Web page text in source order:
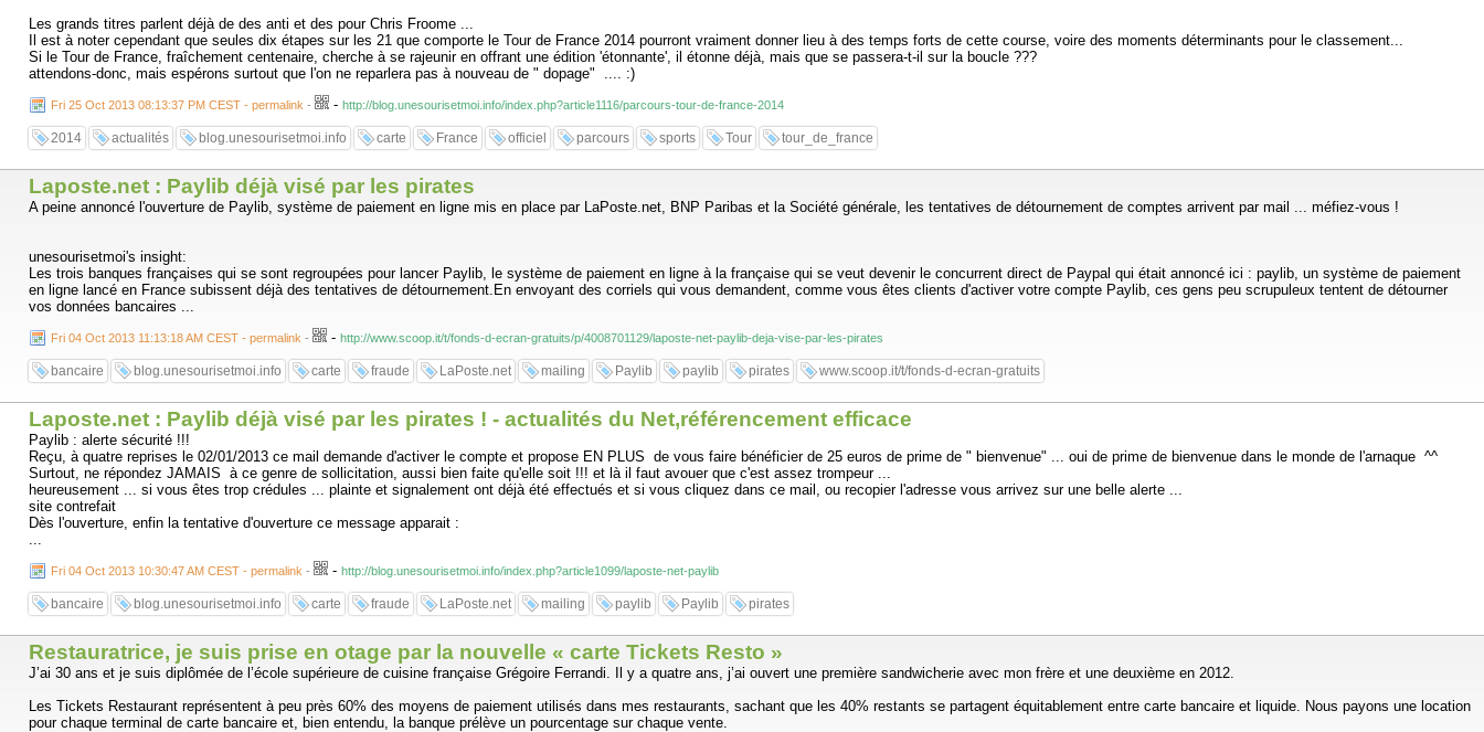
Les grands titres parlent déjà de des anti et des pour Chris Froome ...
Il est à noter cependant que seules dix étapes sur les 21 que comporte le Tour de France 2014 pourront vraiment donner lieu à des temps forts de cette course, voire des moments déterminants pour le classement...
Si le Tour de France, fraîchement centenaire, cherche à se rajeunir en offrant une édition 'étonnante', il étonne déjà, mais que se passera-t-il sur la boucle ???
attendons-donc, mais espérons surtout que l'on ne reparlera pas à nouveau de " dopage" .... :)
Fri 25 Oct 2013 08:13:37 PM CEST - permalink - - http://blog.unesourisetmoi.info/index.php?article1116/parcours-tour-de-france-2014
2014 actualités blog.unesourisetmoi.info carte France officiel parcours sports Tour tour_de_france
Laposte.net : Paylib déjà visé par les pirates
A peine annoncé l'ouverture de Paylib, système de paiement en ligne mis en place par LaPoste.net, BNP Paribas et la Société générale, les tentatives de détournement de comptes arrivent par mail ... méfiez-vous !
unesourisetmoi's insight:
Les trois banques françaises qui se sont regroupées pour lancer Paylib, le système de paiement en ligne à la française qui se veut devenir le concurrent direct de Paypal qui était annoncé ici : paylib, un système de paiement
en ligne lancé en France subissent déjà des tentatives de détournement.En envoyant des corriels qui vous demandent, comme vous êtes clients d'activer votre compte Paylib, ces gens peu scrupuleux tentent de détourner
vos données bancaires ...
Fri 04 Oct 2013 11:13:18 AM CEST - permalink - - http://www.scoop.it/t/fonds-d-ecran-gratuits/p/4008701129/laposte-net-paylib-deja-vise-par-les-pirates
bancaire blog.unesourisetmoi.info carte fraude LaPoste.net mailing Paylib paylib pirates www.scoop.it/t/fonds-d-ecran-gratuits
Laposte.net : Paylib déjà visé par les pirates ! - actualités du Net,référencement efficace
Paylib : alerte sécurité !!!
Reçu, à quatre reprises le 02/01/2013 ce mail demande d'activer le compte et propose EN PLUS de vous faire bénéficier de 25 euros de prime de " bienvenue" ... oui de prime de bienvenue dans le monde de l'arnaque ^^
Surtout, ne répondez JAMAIS à ce genre de sollicitation, aussi bien faite qu'elle soit !!! et là il faut avouer que c'est assez trompeur ...
heureusement ... si vous êtes trop crédules ... plainte et signalement ont déjà été effectués et si vous cliquez dans ce mail, ou recopier l'adresse vous arrivez sur une belle alerte ...
site contrefait
Dès l'ouverture, enfin la tentative d'ouverture ce message apparait :
...
Fri 04 Oct 2013 10:30:47 AM CEST - permalink - - http://blog.unesourisetmoi.info/index.php?article1099/laposte-net-paylib
bancaire blog.unesourisetmoi.info carte fraude LaPoste.net mailing paylib Paylib pirates
Restauratrice, je suis prise en otage par la nouvelle « carte Tickets Resto »
J’ai 30 ans et je suis diplômée de l’école supérieure de cuisine française Grégoire Ferrandi. Il y a quatre ans, j’ai ouvert une première sandwicherie avec mon frère et une deuxième en 2012.
Les Tickets Restaurant représentent à peu près 60% des moyens de paiement utilisés dans mes restaurants, sachant que les 40% restants se partagent équitablement entre carte bancaire et liquide. Nous payons une location
pour chaque terminal de carte bancaire et, bien entendu, la banque prélève un pourcentage sur chaque vente.